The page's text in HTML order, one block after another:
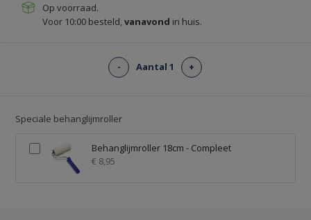
Op voorraad.
Voor 10:00 besteld,vanavond in huis.
- Aantal 1 +
Speciale behanglijmroller
Behanglijmroller 18cm - Compleet
€ 8,95